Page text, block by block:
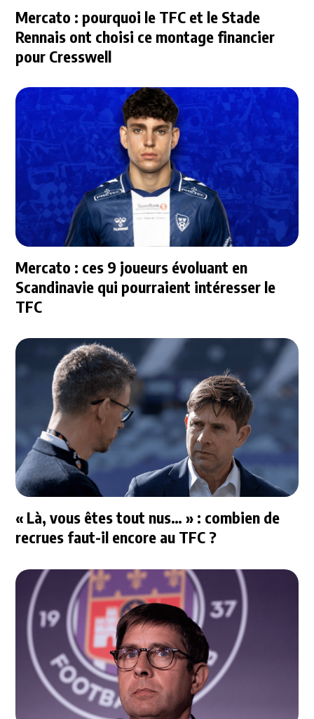
Mercato : pourquoi le TFC et le Stade
Rennais ont choisi ce montage financier
pour Cresswell
Mercato : ces 9 joueurs évoluant en
Scandinavie qui pourraient intéresser le
TFC
« Là, vous êtes tout nus… » : combien de
recrues faut-il encore au TFC ?